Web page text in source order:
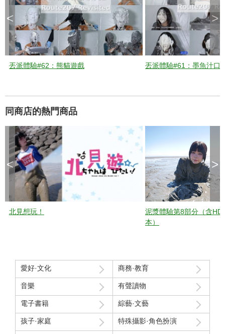
丟派體驗#62：熊貓遊戲 丟派體驗#61：墨魚汁口
< >
同商店的熱門商品
北見想玩！
泥漿體驗第8部分（含
本）
< >
愛好·文化 商務·教育
音樂 有聲讀物
電子書籍 綜藝·文藝
孩子·家庭 特殊攝影·角色扮演